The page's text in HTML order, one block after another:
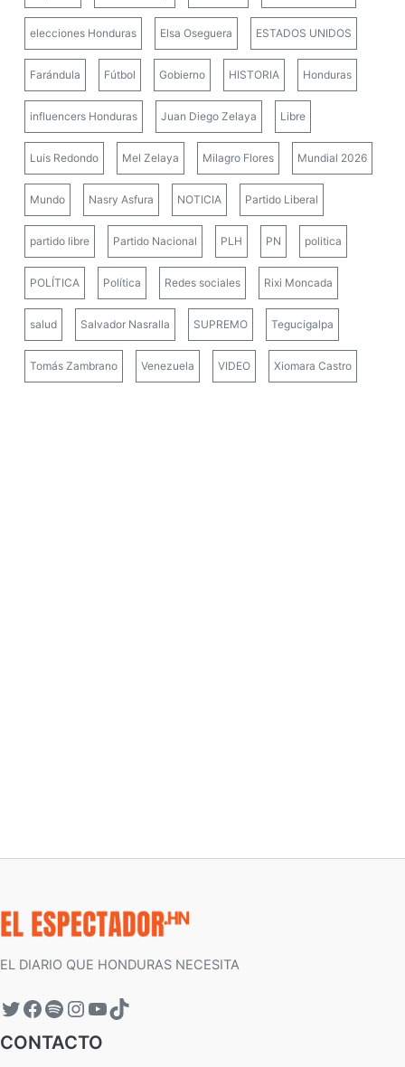
elecciones Honduras Elsa Oseguera ESTADOS UNIDOS
Farándula Fútbol Gobierno HISTORIA Honduras
influencers Honduras Juan Diego Zelaya Libre
Luis Redondo Mel Zelaya Milagro Flores Mundial 2026
Mundo Nasry Asfura NOTICIA Partido Liberal
partido libre Partido Nacional PLH PN politica
POLÍTICA Política Redes sociales Rixi Moncada
salud Salvador Nasralla SUPREMO Tegucigalpa
Tomás Zambrano Venezuela VIDEO Xiomara Castro
EL DIARIO QUE HONDURAS NECESITA
CONTACTO